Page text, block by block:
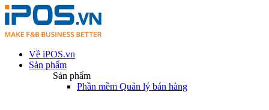
Về iPOS.vn
Sản phẩm
Sản phẩm
Phần mềm Quản lý bán hàng